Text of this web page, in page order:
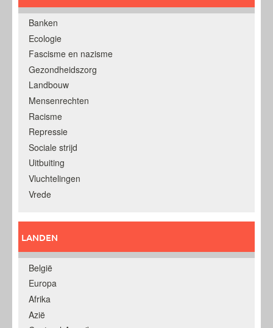
Banken
Ecologie
Fascisme en nazisme
Gezondheidszorg
Landbouw
Mensenrechten
Racisme
Repressie
Sociale strijd
Uitbuiting
Vluchtelingen
Vrede
LANDEN
België
Europa
Afrika
Azië